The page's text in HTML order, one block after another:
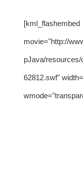
[kml_flashembed
movie="http://
pJava/
62812.swf"